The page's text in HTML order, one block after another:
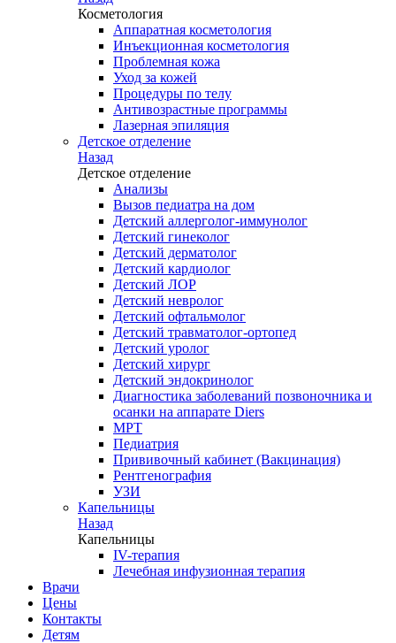
Косметология
Аппаратная косметология
Инъекционная косметология
Проблемная кожа
Уход за кожей
Процедуры по телу
Антивозрастные программы
Лазерная эпиляция
Детское отделение
Назад
Детское отделение
Анализы
Вызов педиатра на дом
Детский аллерголог-иммунолог
Детский гинеколог
Детский дерматолог
Детский кардиолог
Детский ЛОР
Детский невролог
Детский офтальмолог
Детский травматолог-ортопед
Детский уролог
Детский хирург
Детский эндокринолог
Диагностика заболеваний позвоночника и
осанки на аппарате Diers
МРТ
Педиатрия
Прививочный кабинет (Вакцинация)
Рентгенография
УЗИ
Капельницы
Назад
Капельницы
IV-терапия
Лечебная инфузионная терапия
Врачи
Цены
Контакты
Детям